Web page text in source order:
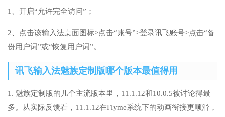
1、开启“允许完全访问”；
2、点击该输入法桌面图标>点击“账号”>登录讯飞账号>点击“备
份用户词”或“恢复用户词”。
讯飞输入法魅族定制版哪个版本最值得用
1. 魅族定制版的几个主流版本里，11.1.12和10.0.5被讨论得最
多。从实际反馈看，11.1.12在Flyme系统下的动画衔接更顺滑，